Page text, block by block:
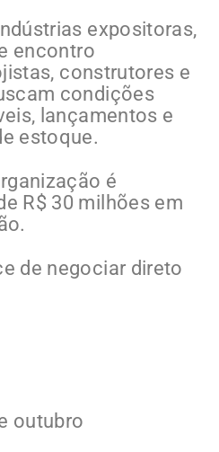
expositoras,
encontro
construtores e
condições
lançamentos e
estoque.
é
R$ 30 milhões em
de negociar direto
outubro